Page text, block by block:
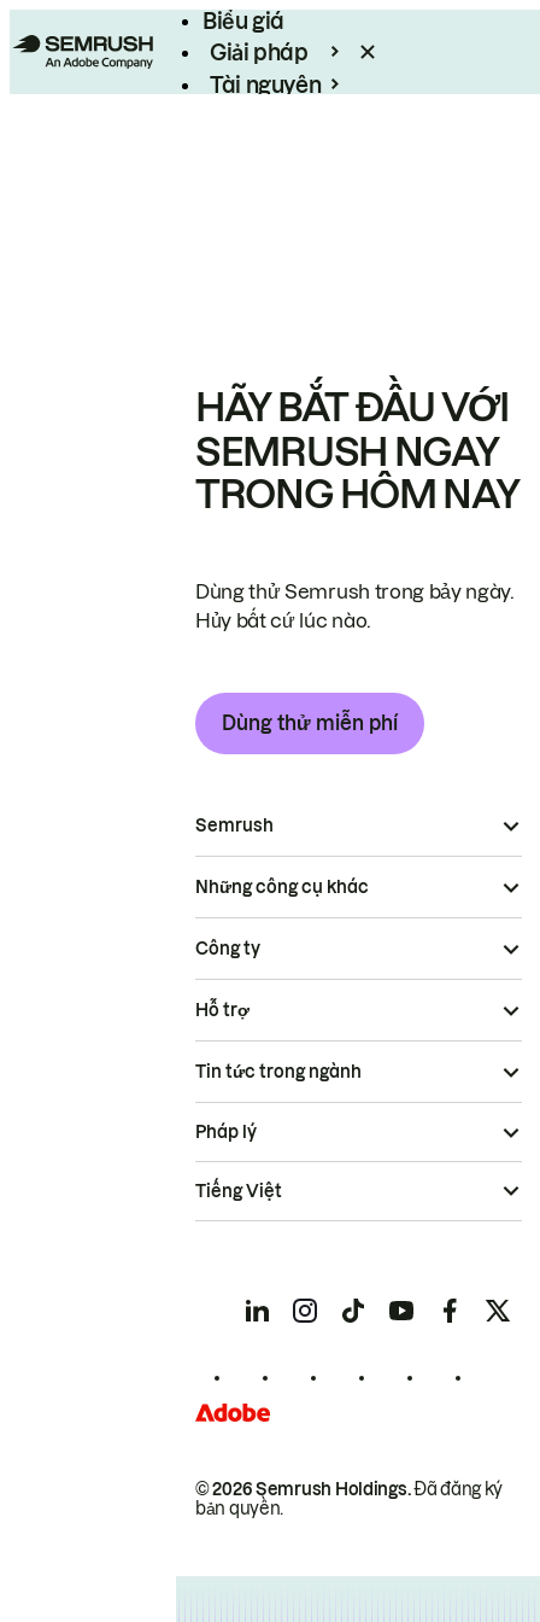
Biểu giá
Giải pháp
Tài nguyên
HÃY BẮT ĐẦU VỚI
SEMRUSH NGAY
TRONG HÔM NAY
Dùng thử Semrush trong bảy ngày.
Hủy bất cứ lúc nào.
Dùng thử miễn phí
Semrush
Những công cụ khác
Công ty
Hỗ trợ
Tin tức trong ngành
© 2026 Semrush Holdings.Đã đăng ký
bản quyền.
Pháp lý
Tiếng Việt